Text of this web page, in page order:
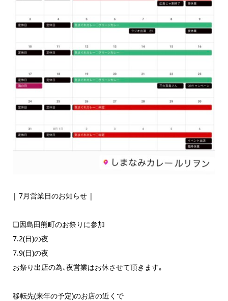
| 7月営業日のお知らせ |
❏因島田熊町のお祭りに参加
7.2(日)の夜
7.9(日)の夜
お祭り出店の為､夜営業はお休させて頂きます｡
移転先(来年の予定)のお店の近くで